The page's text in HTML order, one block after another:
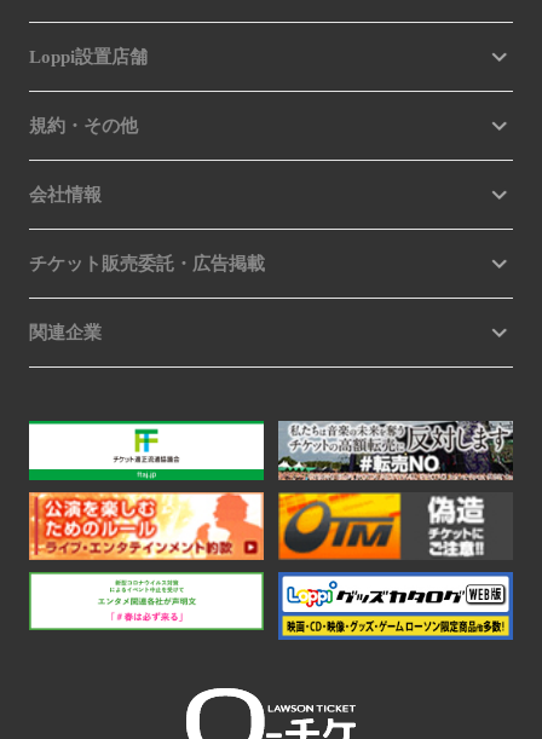
Loppi設置店舗
規約・その他
会社情報
チケット販売委託・広告掲載
関連企業